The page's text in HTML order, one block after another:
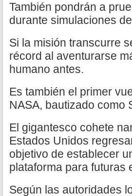
También pondrán a
durante simulaciones
Si la misión transcurre
récord al aventurarse
humano antes.
Es también el primer
NASA, bautizado como
El gigantesco cohete
Estados Unidos
objetivo de establecer
plataforma para futuras
Según las autoridades